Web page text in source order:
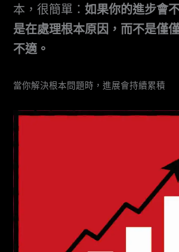
本，很簡單：如果你的進步會
是在處理根本原因，而不是僅
不適。
當你解決根本問題時，進展會持續累積